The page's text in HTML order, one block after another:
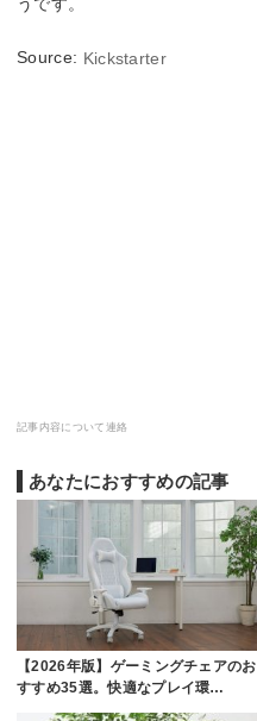
Source: Kickstarter
記事内容について連絡
あなたにおすすめの記事
【2026年版】ゲーミングチェアのお
すすめ35選。快適なプレイ環…